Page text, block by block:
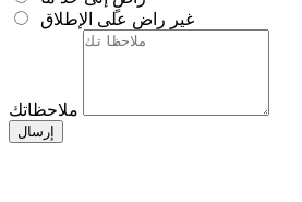
غير راضٍ على الإطلاق
ملاحظاتك